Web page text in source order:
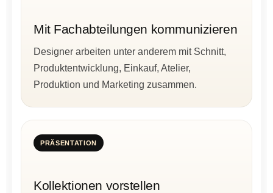
Mit Fachabteilungen kommunizieren
Designer arbeiten unter anderem mit Schnitt,
Produktentwicklung, Einkauf, Atelier,
Produktion und Marketing zusammen.
PRÄSENTATION
Kollektionen vorstellen